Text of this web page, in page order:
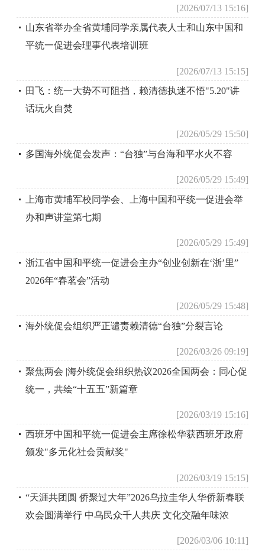
[2026/07/13 15:16]
山东省举办全省黄埔同学亲属代表人士和山东中国和
平统一促进会理事代表培训班
[2026/07/13 15:15]
田飞：统一大势不可阻挡，赖清德执迷不悟"5.20"讲
话玩火自焚
[2026/05/29 15:50]
多国海外统促会发声：“台独”与台海和平水火不容
[2026/05/29 15:49]
上海市黄埔军校同学会、上海中国和平统一促进会举
办和声讲堂第七期
[2026/05/29 15:49]
浙江省中国和平统一促进会主办“创业创新在‘浙’里”
2026年“春茗会”活动
[2026/05/29 15:48]
海外统促会组织严正谴责赖清德“台独”分裂言论
[2026/03/26 09:19]
聚焦两会 |海外统促会组织热议2026全国两会：同心促
统一，共绘“十五五”新篇章
[2026/03/19 15:16]
西班牙中国和平统一促进会主席徐松华获西班牙政府
颁发"多元化社会贡献奖"
[2026/03/19 15:15]
“天涯共团圆 侨聚过大年”2026乌拉圭华人华侨新春联
欢会圆满举行 中乌民众千人共庆 文化交融年味浓
[2026/03/06 10:11]